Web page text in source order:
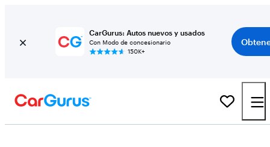
CarGurus: Autos nuevos y usados
Con Modo de concesionario
150K+